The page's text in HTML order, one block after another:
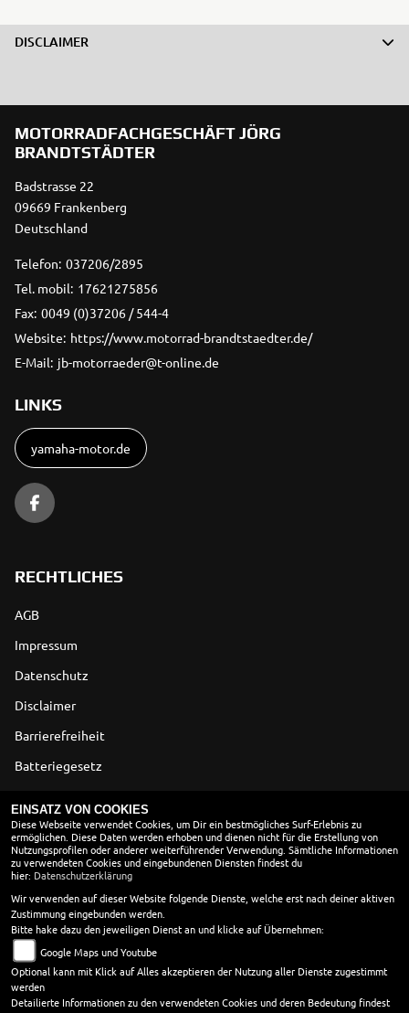
DISCLAIMER
MOTORRADFACHGESCHÄFT JÖRG
BRANDTSTÄDTER
Badstrasse 22
09669 Frankenberg
Deutschland
Telefon: 037206/2895
Tel. mobil: 17621275856
Fax: 0049 (0)37206 / 544-4
Website: https://www.motorrad-brandtstaedter.de/
E-Mail: jb-motorraeder@t-online.de
LINKS
yamaha-motor.de
RECHTLICHES
AGB
Impressum
Datenschutz
Disclaimer
Barrierefreiheit
Batteriegesetz
ÖFFNUNGSZEITEN
Montag:
08:00 - 18:00
Dienstag:
08:00 - 18:00
Mittwoch:
08:00 - 18:00
Donnerstag:
08:00 - 18:00
Freitag:
08:00 - 18:00
Samstag:
09:00 - 12:00
Sonntag:
geschlossen
EINSATZ VON COOKIES
Diese Webseite verwendet Cookies, um Dir ein bestmögliches Surf-Erlebnis zu
ermöglichen. Diese Daten werden erhoben und dienen nicht für die Erstellung von
Nutzungsprofilen oder anderer weiterführender Verwendung. Sämtliche Informationen
zu verwendeten Cookies und eingebundenen Diensten findest du
hier: Datenschutzerklärung
Wir verwenden auf dieser Website folgende Dienste, welche erst nach deiner aktiven
Zustimmung eingebunden werden.
Bitte hake dazu den jeweiligen Dienst an und klicke auf Übernehmen:
Google Maps und Youtube
Optional kann mit Klick auf Alles akzeptieren der Nutzung aller Dienste zugestimmt
werden
Detailierte Informationen zu den verwendeten Cookies und deren Bedeutung findest